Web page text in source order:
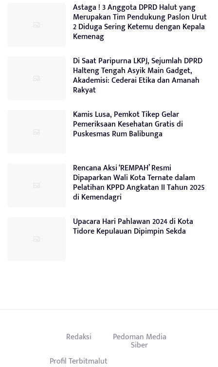
Astaga ! 3 Anggota DPRD Halut yang
Merupakan Tim Pendukung Paslon Urut
2 Diduga Sering Ketemu dengan Kepala
Kemenag
Di Saat Paripurna LKPJ, Sejumlah DPRD
Halteng Tengah Asyik Main Gadget,
Akademisi: Cederai Etika dan Amanah
Rakyat
Kamis Lusa, Pemkot Tikep Gelar
Pemeriksaan Kesehatan Gratis di
Puskesmas Rum Balibunga
Rencana Aksi ‘REMPAH’ Resmi
Dipaparkan Wali Kota Ternate dalam
Pelatihan KPPD Angkatan II Tahun 2025
di Kemendagri
Upacara Hari Pahlawan 2024 di Kota
Tidore Kepulauan Dipimpin Sekda
Redaksi Pedoman Media
Siber
Profil Terbitmalut